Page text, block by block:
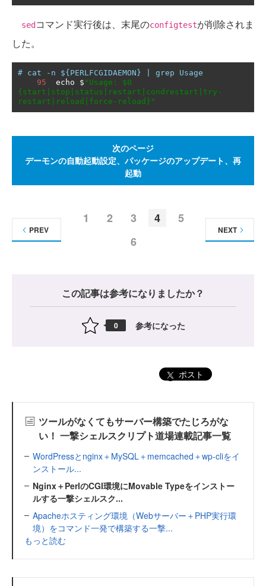
sed コマンド実行後は、末尾のconfigtestが削除されま
した。
# cat -n ${PERLFCGIDAEMON} | grep Usage
95
  echo $
"Usage: $0
{start|stop|status|restart|condrestart|try-
restart|reload|force-reload}"
次のページ
デーモンの自動起動設定、パッケージのアップデート、再
起動
1 2 3 4
5
6
PREV NEXT
この記事は参考になりましたか？
0 参考になった
ポスト
ツールがなくてもサーバー構築でたじろがな
い！ 一撃シェルスクリプト道場連載記事一覧
WordPressとnginx＋MySQL＋memcached＋wp-cliをイ
ンストール...
Nginx＋PerlのCGI環境にMovable Typeをインストー
ルする一撃シェルスク...
Apacheホスティング環境（Webサーバー＋PHP実行環
境）をコマンド一発で構築する一撃...
もっと読む